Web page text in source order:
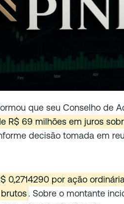
que seu Conselho de
R$ 69 milhões em juros
decisão tomada em
0,2714290 por ação
. Sobre o montante